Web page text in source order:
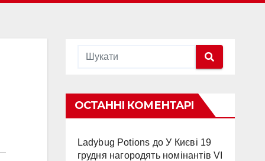
ОСТАННІ КОМЕНТАРІ
Ladybug Potions доУ Києві 19
грудня нагородять номінантів VI